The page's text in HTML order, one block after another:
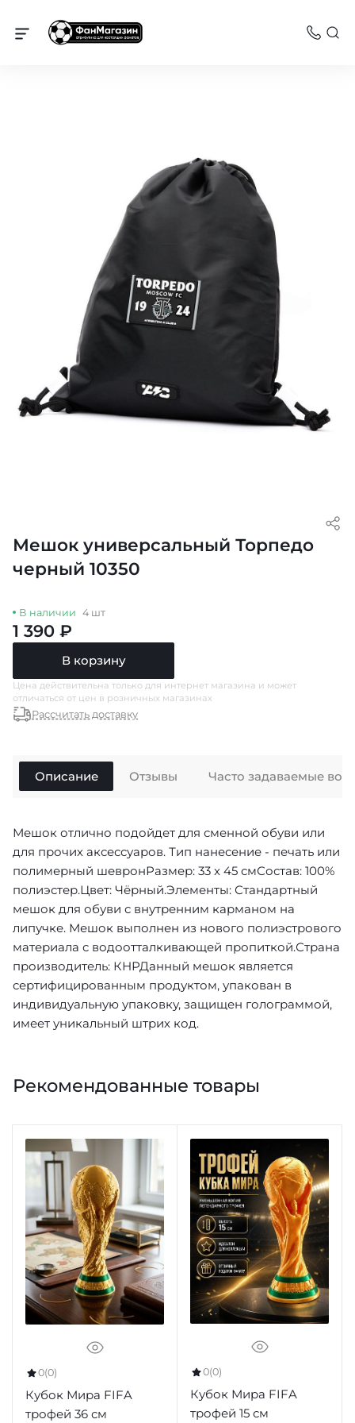
Торпедо
Мешок универсальный Торпедо
черный 10350
В наличии 4 шт
1 390 ₽
В корзину
Цена действительна только для интернет магазина и может
отличаться от цен в розничных магазинах
Рассчитать доставку
Описание
Мешок отлично подойдет для сменной обуви или
для прочих аксессуаров. Тип нанесение - печать или
полимерный шевронРазмер: 33 x 45 смСостав: 100%
полиэстер.Цвет: Чёрный.Элементы: Стандартный
мешок для обуви с внутренним карманом на
липучке. Мешок выполнен из нового полиэстрового
материала с водоотталкивающей пропиткой.Страна
производитель: КНРДанный мешок является
сертифицированным продуктом, упакован в
индивидуальную упаковку, защищен голограммой,
имеет уникальный штрих код.
Отзывы Часто задаваемые
Рекомендованные товары
0(0)
Кубок Мира FIFA
трофей 36 см
0(0)
Кубок Мира FIFA
трофей 15 см